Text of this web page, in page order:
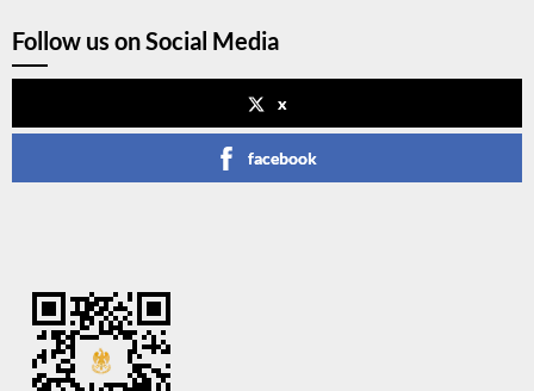
Follow us on Social Media
x
facebook